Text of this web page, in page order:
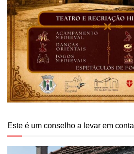
Este é um conselho a levar em conta